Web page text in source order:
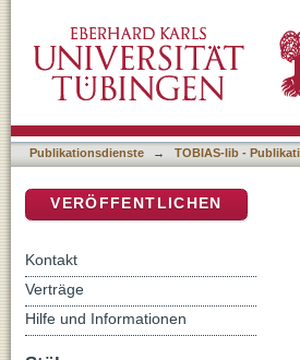
Ansätze der erweiterten
Publikationsdienste → TOBIAS-lib -
VERÖFFENTLICHEN
Kontakt
Verträge
Hilfe und Informationen